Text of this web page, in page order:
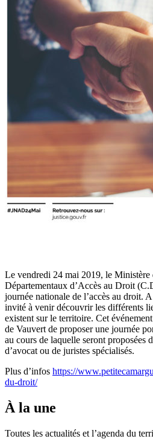
Le vendredi 24 mai 2019, le Ministère
Départementaux d’Accès au Droit
journée nationale de l’accès au droit.
invité à venir découvrir les différents
existent sur le territoire. Cet
de Vauvert de proposer une journée
au cours de laquelle seront proposées
d’avocat ou de juristes spécialisés.
Plus d’infos https://
du-droit/
À la une
Toutes les actualités et l’agenda du